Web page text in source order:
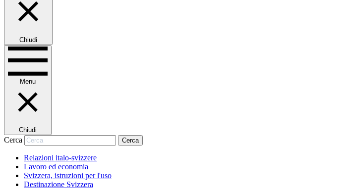
Chiudi
Menu
Chiudi
Cerca Cerca
Relazioni italo-svizzere
Lavoro ed economia
Svizzera, istruzioni per l'uso
Destinazione Svizzera